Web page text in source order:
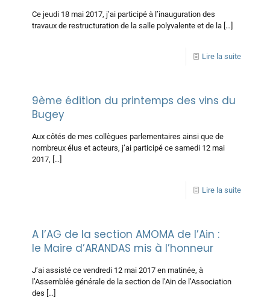
Ce jeudi 18 mai 2017, j’ai participé à l’inauguration des
travaux de restructuration de la salle polyvalente et de la […]
Lire la suite
9ème édition du printemps des vins du
Bugey
Aux côtés de mes collègues parlementaires ainsi que de
nombreux élus et acteurs, j’ai participé ce samedi 12 mai
2017, […]
Lire la suite
A l’AG de la section AMOMA de l’Ain :
le Maire d’ARANDAS mis à l’honneur
J’ai assisté ce vendredi 12 mai 2017 en matinée, à
l’Assemblée générale de la section de l’Ain de l’Association
des […]